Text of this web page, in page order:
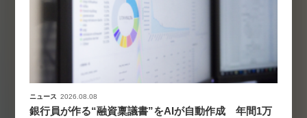
ニュース 2026.08.08
銀行員が作る“融資稟議書”をAIが自動作成 年間1万